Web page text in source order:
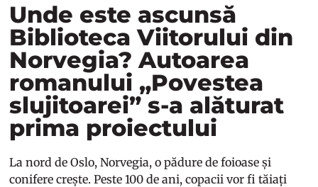
Unde este ascunsă
Biblioteca Viitorului din
Norvegia? Autoarea
romanului „Povestea
slujitoarei” s-a alăturat
prima proiectului
La nord de Oslo, Norvegia, o pădure de foioase și
conifere crește. Peste 100 de ani, copacii vor fi tăiați